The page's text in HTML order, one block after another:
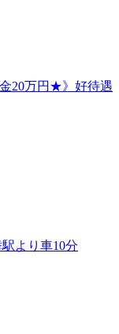
20万円★》好待遇
より車10分